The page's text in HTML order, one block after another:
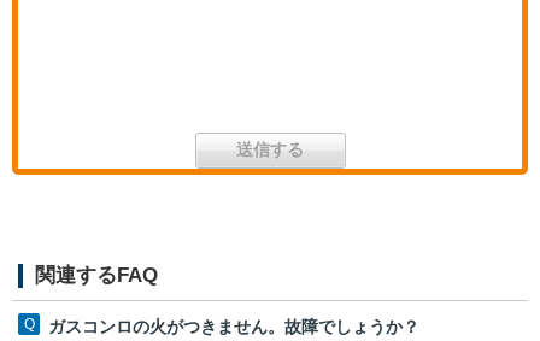
関連するFAQ
ガスコンロの火がつきません。故障でしょうか？